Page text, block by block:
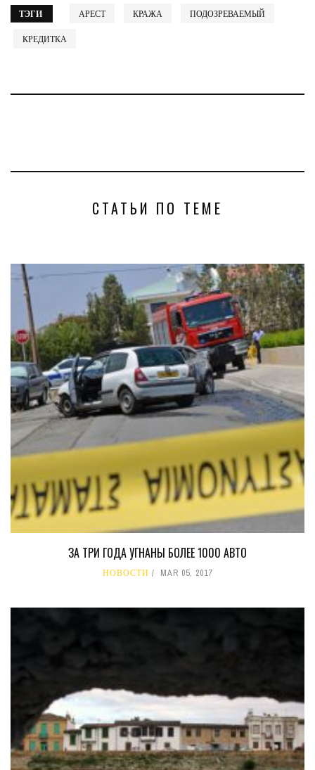
ТЭГИ АРЕСТ КРАЖА ПОДОЗРЕВАЕМЫЙ
КРЕДИТКА
СТАТЬИ ПО ТЕМЕ
ЗА ТРИ ГОДА УГНАНЫ БОЛЕЕ 1000 АВТО
НОВОСТИ MAR 05, 2017